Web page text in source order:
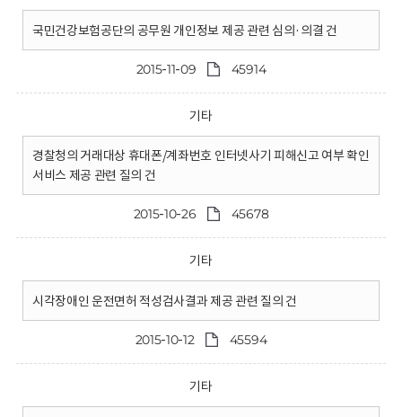
국민건강보험공단의 공무원 개인정보 제공 관련 심의·의결 건
2015-11-09 45914
기타
경찰청의 거래대상 휴대폰/계좌번호 인터넷사기 피해신고 여부 확인
서비스 제공 관련 질의 건
2015-10-26 45678
기타
시각장애인 운전면허 적성검사결과 제공 관련 질의 건
2015-10-12 45594
기타